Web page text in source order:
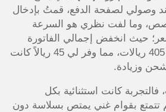
10%. عند وصولي لصفحة الدفع، قمتُ بإدخال
وما لفت نظري هو السرعة
حيث انخفض إجمالي الفاتورة
فوراً من 450 ريالاً إلى 405 ريالات، مما وفر لي 45 ريالاً كانت
وزيادة.
كانت استثنائية بكل
تتمتع بقوام غني يمتص بسلاسة دون